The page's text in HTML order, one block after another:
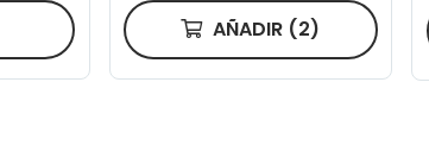
AÑADIR (2)